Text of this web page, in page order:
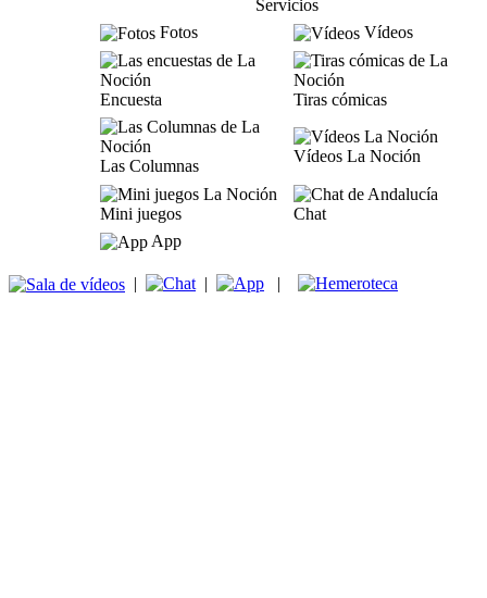
Servicios
Fotos
Vídeos
Encuesta Tiras cómicas
Las Columnas
Vídeos La Noción
Mini juegos
Chat
App
| | |